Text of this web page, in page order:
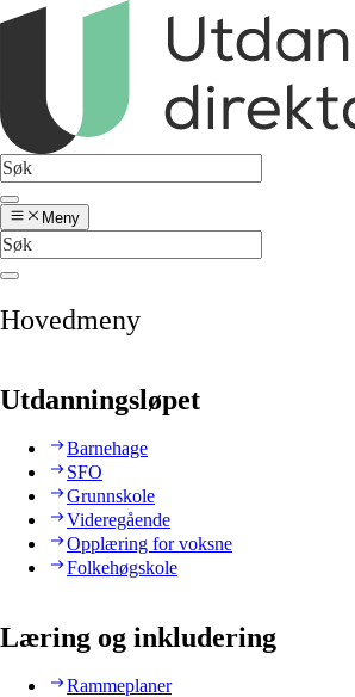
Meny
Hovedmeny
Utdanningsløpet
Barnehage
SFO
Grunnskole
Videregående
Opplæring for voksne
Folkehøgskole
Læring og inkludering
Rammeplaner